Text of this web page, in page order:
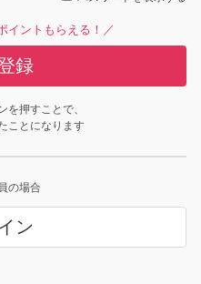
イントもらえる！／
録
を押すことで、
ことになります
の場合
ン